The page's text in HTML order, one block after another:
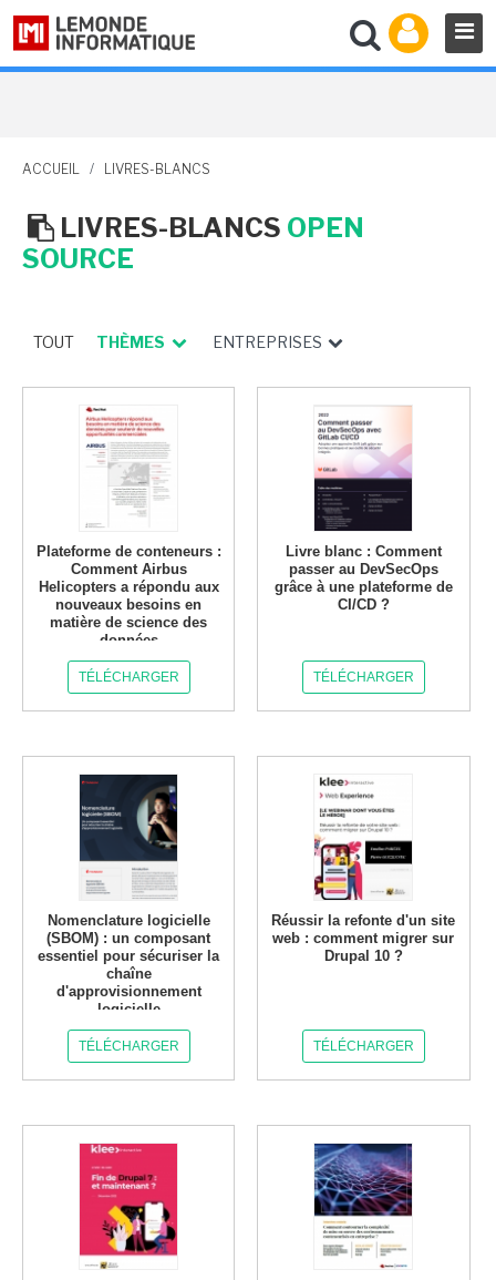
ACCUEIL / LIVRES-BLANCS
LIVRES-BLANCS OPEN
SOURCE
TOUT THÈMES ENTREPRISES
Plateforme de conteneurs :
Comment Airbus
Helicopters a répondu aux
nouveaux besoins en
matière de science des
données
TÉLÉCHARGER
Livre blanc : Comment
passer au DevSecOps
grâce à une plateforme de
CI/CD ?
TÉLÉCHARGER
Nomenclature logicielle
(SBOM) : un composant
essentiel pour sécuriser la
chaîne
d'approvisionnement
logicielle
TÉLÉCHARGER
Réussir la refonte d'un site
web : comment migrer sur
Drupal 10 ?
TÉLÉCHARGER